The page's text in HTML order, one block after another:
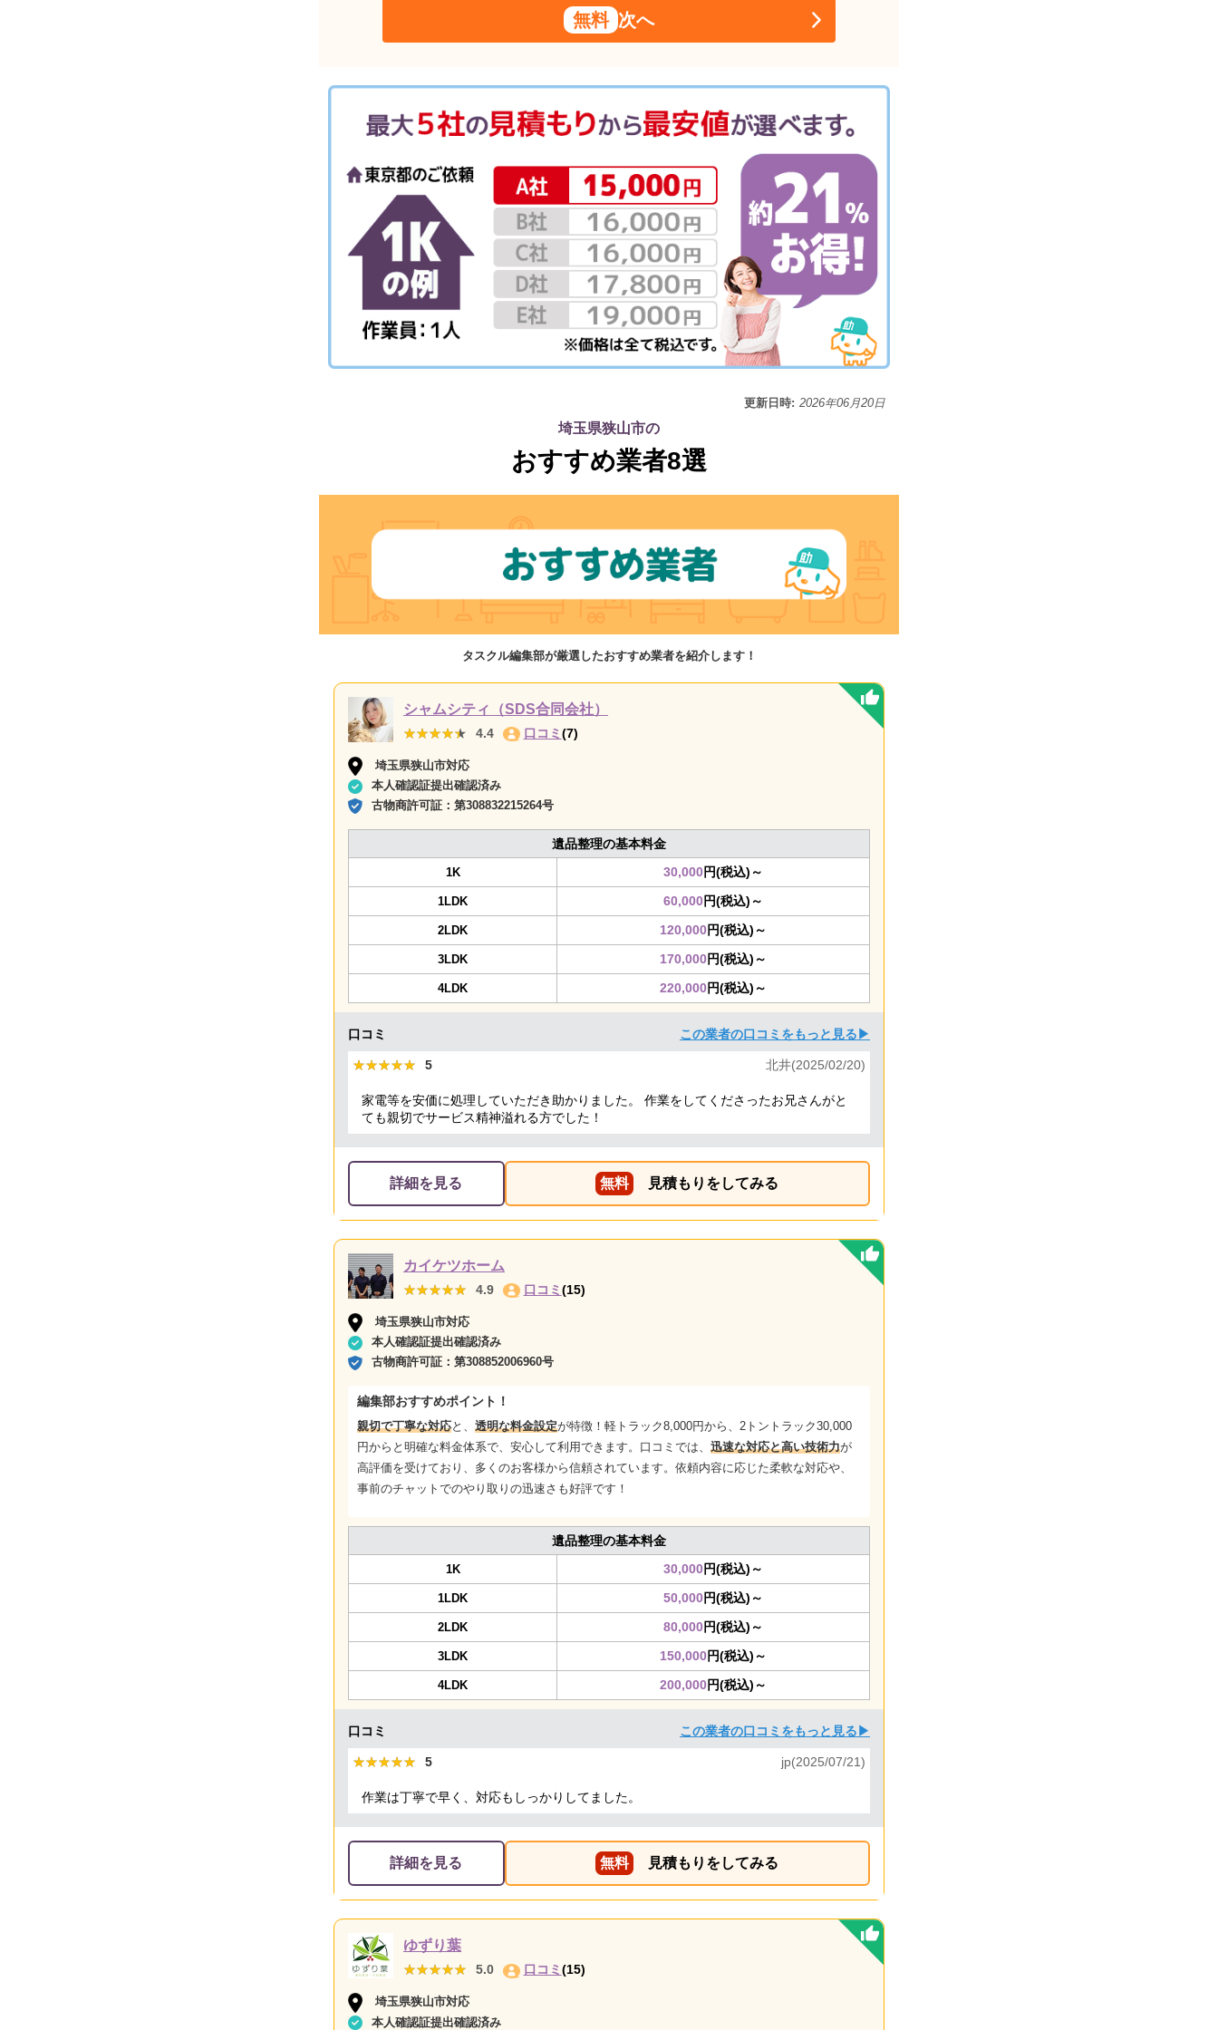
無料 次へ
更新日時: 2026年06月20日
埼玉県狭山市の
おすすめ業者8選
タスクル編集部が厳選したおすすめ業者を紹介します！
シャムシティ（SDS合同会社）
★★★★★
★★★★★ 4.4 口コミ (7)
埼玉県狭山市対応
本人確認証提出確認済み
古物商許可証： 第308832215264号
遺品整理の基本料金
1K 30,000円(税込)～
1LDK 60,000円(税込)～
2LDK 120,000円(税込)～
3LDK 170,000円(税込)～
4LDK 220,000円(税込)～
口コミ この業者の口コミをもっと見る▶
★★★★★
★★★★★ 5 北井(2025/02/20)
家電等を安価に処理していただき助かりました。 作業をしてくださったお兄さんがと
ても親切でサービス精神溢れる方でした！
詳細を見る 無料 見積もりをしてみる
カイケツホーム
★★★★★
★★★★★ 4.9 口コミ (15)
埼玉県狭山市対応
本人確認証提出確認済み
古物商許可証： 第308852006960号
編集部おすすめポイント！
親切で丁寧な対応と、透明な料金設定が特徴！軽トラック8,000円から、2トントラック30,000
円からと明確な料金体系で、安心して利用できます。口コミでは、迅速な対応と高い技術力が
高評価を受けており、多くのお客様から信頼されています。依頼内容に応じた柔軟な対応や、
事前のチャットでのやり取りの迅速さも好評です！
遺品整理の基本料金
1K 30,000円(税込)～
1LDK 50,000円(税込)～
2LDK 80,000円(税込)～
3LDK 150,000円(税込)～
4LDK 200,000円(税込)～
口コミ この業者の口コミをもっと見る▶
★★★★★
★★★★★ 5 jp(2025/07/21)
作業は丁寧で早く、対応もしっかりしてました。
詳細を見る 無料 見積もりをしてみる
ゆずり葉
★★★★★
★★★★★ 5.0 口コミ(15)
埼玉県狭山市対応
本人確認証提出確認済み